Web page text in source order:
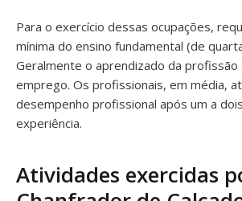
Para o exercício dessas ocupações,
mínima do ensino fundamental (de
Geralmente o aprendizado da
emprego. Os profissionais, em média,
desempenho profissional após um a
experiência.
Atividades exercidas